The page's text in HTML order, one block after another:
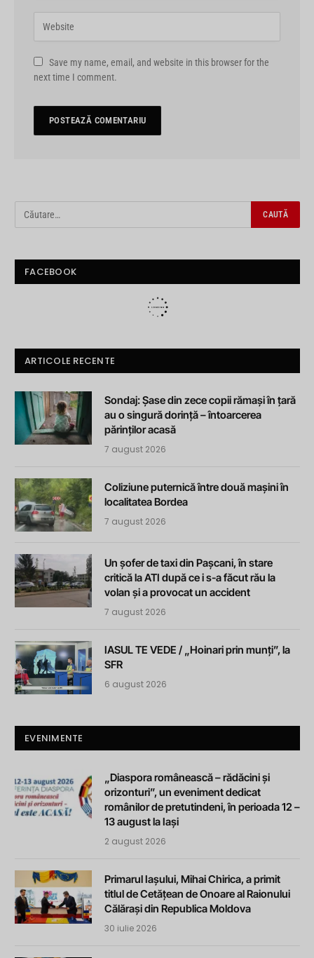
Save my name, email, and website in this browser for the
next time I comment.
FACEBOOK
ARTICOLE RECENTE
Sondaj: Șase din zece copii rămași în țară
au o singură dorință – întoarcerea
părinților acasă
7 august 2026
Coliziune puternică între două mașini în
localitatea Bordea
7 august 2026
Un șofer de taxi din Pașcani, în stare
critică la ATI după ce i s-a făcut rău la
volan și a provocat un accident
7 august 2026
IASUL TE VEDE / „Hoinari prin munți”, la
SFR
6 august 2026
EVENIMENTE
„Diaspora românească – rădăcini și
orizonturi”, un eveniment dedicat
românilor de pretutindeni, în perioada 12 –
13 august la Iași
2 august 2026
Primarul Iașului, Mihai Chirica, a primit
titlul de Cetățean de Onoare al Raionului
Călărași din Republica Moldova
30 iulie 2026